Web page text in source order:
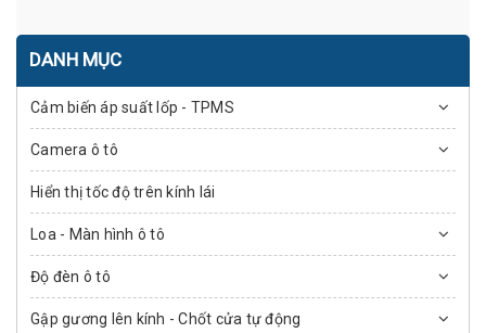
DANH MỤC
Cảm biến áp suất lốp - TPMS
Camera ô tô
Hiển thị tốc độ trên kính lái
Loa - Màn hình ô tô
Độ đèn ô tô
Gập gương lên kính - Chốt cửa tự động